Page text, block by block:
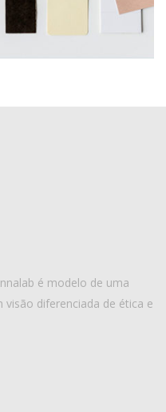
é modelo de uma
diferenciada de ética e